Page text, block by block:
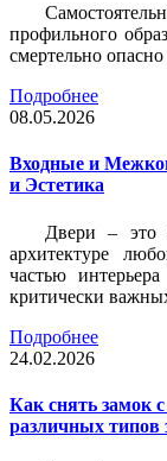
профильного
смертельно опасно
Подробнее
08.05.2026
Входные и
и Эстетика
Двери – это
архитектуре
частью
критически
Подробнее
24.02.2026
Как снять замок
различных типов